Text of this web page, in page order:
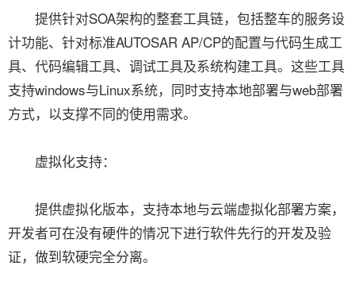
提供针对SOA架构的整套工具链，包括整车的服务设
计功能、针对标准AUTOSAR AP/CP的配置与代码生成工
具、代码编辑工具、调试工具及系统构建工具。这些工具
支持windows与Linux系统，同时支持本地部署与web部署
方式，以支撑不同的使用需求。
虚拟化支持：
提供虚拟化版本，支持本地与云端虚拟化部署方案，
开发者可在没有硬件的情况下进行软件先行的开发及验
证，做到软硬完全分离。